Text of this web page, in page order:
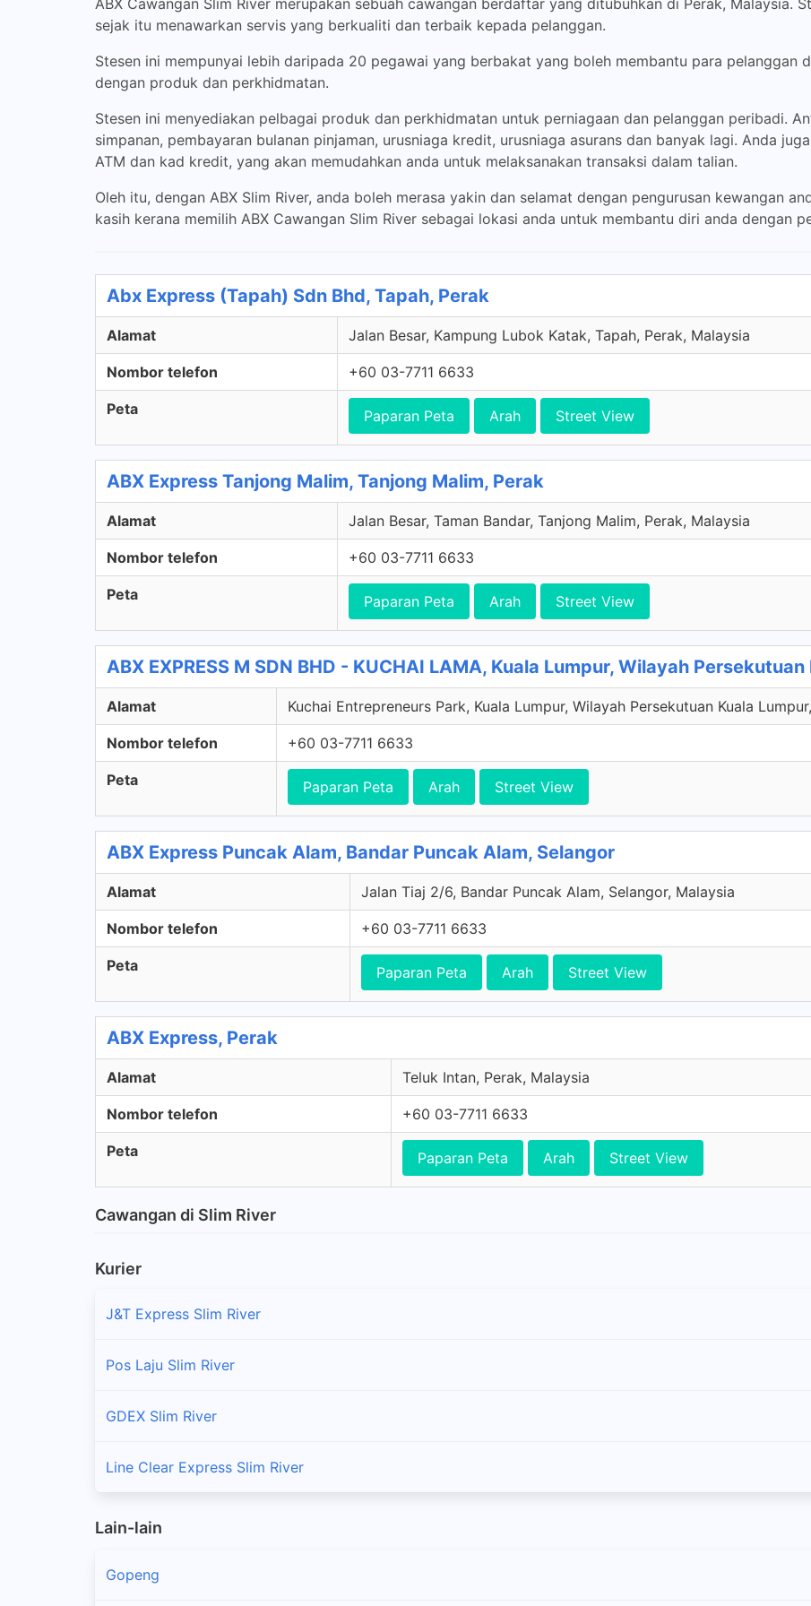
ABX Cawangan Slim River merupakan sebuah cawangan berdaftar yang ditubuhkan di Perak, Malaysia.
sejak itu menawarkan servis yang berkualiti dan terbaik kepada pelanggan.
Stesen ini mempunyai lebih daripada 20 pegawai yang berbakat yang boleh membantu para pelanggan
dengan produk dan perkhidmatan.
Stesen ini menyediakan pelbagai produk dan perkhidmatan untuk perniagaan dan pelanggan peribadi.
simpanan, pembayaran bulanan pinjaman, urusniaga kredit, urusniaga asurans dan banyak lagi. Anda
ATM dan kad kredit, yang akan memudahkan anda untuk melaksanakan transaksi dalam talian.
Oleh itu, dengan ABX Slim River, anda boleh merasa yakin dan selamat dengan pengurusan kewangan
kasih kerana memilih ABX Cawangan Slim River sebagai lokasi anda untuk membantu diri anda dengan
Abx Express (Tapah) Sdn Bhd, Tapah, Perak
Alamat Jalan Besar, Kampung Lubok Katak, Tapah, Perak, Malaysia
Nombor telefon +60 03-7711 6633
Peta Paparan Peta Arah Street View
ABX Express Tanjong Malim, Tanjong Malim, Perak
Alamat Jalan Besar, Taman Bandar, Tanjong Malim, Perak, Malaysia
Nombor telefon +60 03-7711 6633
Peta Paparan Peta Arah Street View
ABX EXPRESS M SDN BHD - KUCHAI LAMA, Kuala Lumpur, Wilayah
Alamat Kuchai Entrepreneurs Park, Kuala Lumpur, Wilayah Persekutuan Kuala
Nombor telefon +60 03-7711 6633
Peta Paparan Peta Arah Street View
ABX Express Puncak Alam, Bandar Puncak Alam, Selangor
Alamat Jalan Tiaj 2/6, Bandar Puncak Alam, Selangor, Malaysia
Nombor telefon +60 03-7711 6633
Peta Paparan Peta Arah Street View
ABX Express, Perak
Alamat Teluk Intan, Perak, Malaysia
Nombor telefon +60 03-7711 6633
Peta Paparan Peta Arah Street View
Cawangan di Slim River
Kurier
J&T Express Slim River
Pos Laju Slim River
GDEX Slim River
Line Clear Express Slim River
Lain-lain
Gopeng